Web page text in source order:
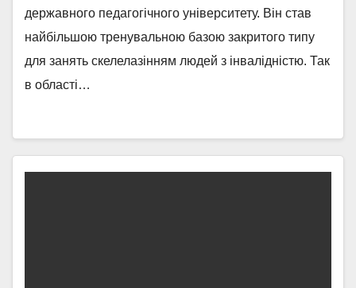
державного педагогічного університету. Він став
найбільшою тренувальною базою закритого типу
для занять скелелазінням людей з інвалідністю. Так
в області…